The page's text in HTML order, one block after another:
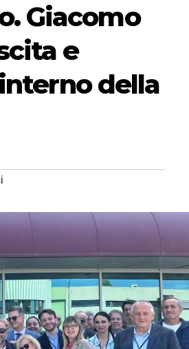
Giacomo
e
della